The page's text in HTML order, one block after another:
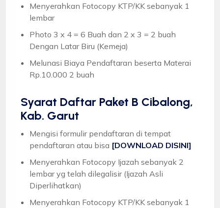
Menyerahkan Fotocopy KTP/KK sebanyak 1
lembar
Photo 3 x 4 = 6 Buah dan 2 x 3 = 2 buah
Dengan Latar Biru (Kemeja)
Melunasi Biaya Pendaftaran beserta Materai
Rp.10.000 2 buah
Syarat Daftar Paket B Cibalong,
Kab. Garut
Mengisi formulir pendaftaran di tempat
pendaftaran atau bisa [DOWNLOAD DISINI]
Menyerahkan Fotocopy Ijazah sebanyak 2
lembar yg telah dilegalisir (Ijazah Asli
Diperlihatkan)
Menyerahkan Fotocopy KTP/KK sebanyak 1